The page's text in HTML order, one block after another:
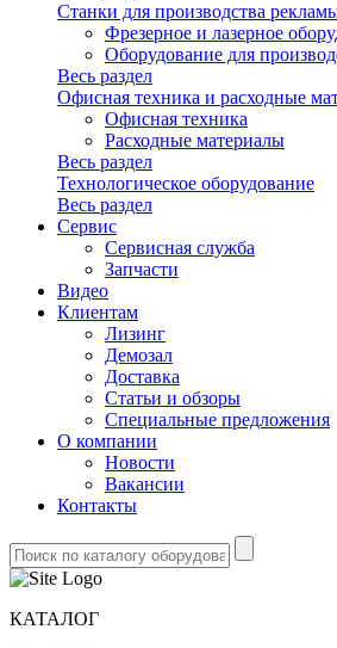
Станки для производства
Фрезерное и лазерное
Оборудование для
Весь раздел
Офисная техника и расходные
Офисная техника
Расходные материалы
Весь раздел
Технологическое оборудование
Весь раздел
Сервис
Сервисная служба
Запчасти
Видео
Клиентам
Лизинг
Демозал
Доставка
Статьи и обзоры
Специальные предложения
О компании
Новости
Вакансии
Контакты
КАТАЛОГ